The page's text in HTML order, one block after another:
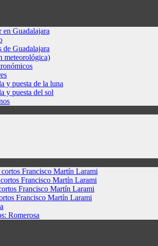
en Guadalajara
de Guadalajara
meteorológica)
y puesta de la luna
y puesta del sol
Francisco Martín Larami
Francisco Martín Larami
Francisco Martín Larami
Francisco Martín Larami
Romerosa